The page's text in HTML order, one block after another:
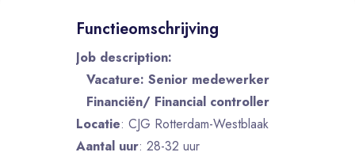
Functieomschrijving
Job description:
Vacature: Senior medewerker
Financiën/ Financial controller
Locatie: CJG Rotterdam-Westblaak
Aantal uur: 28-32 uur